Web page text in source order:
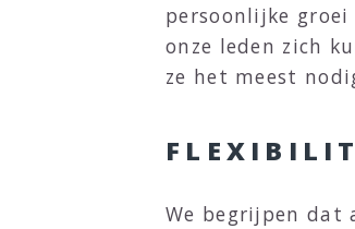
persoonlijke
onze leden zich
ze het meest
We begrijpen dat